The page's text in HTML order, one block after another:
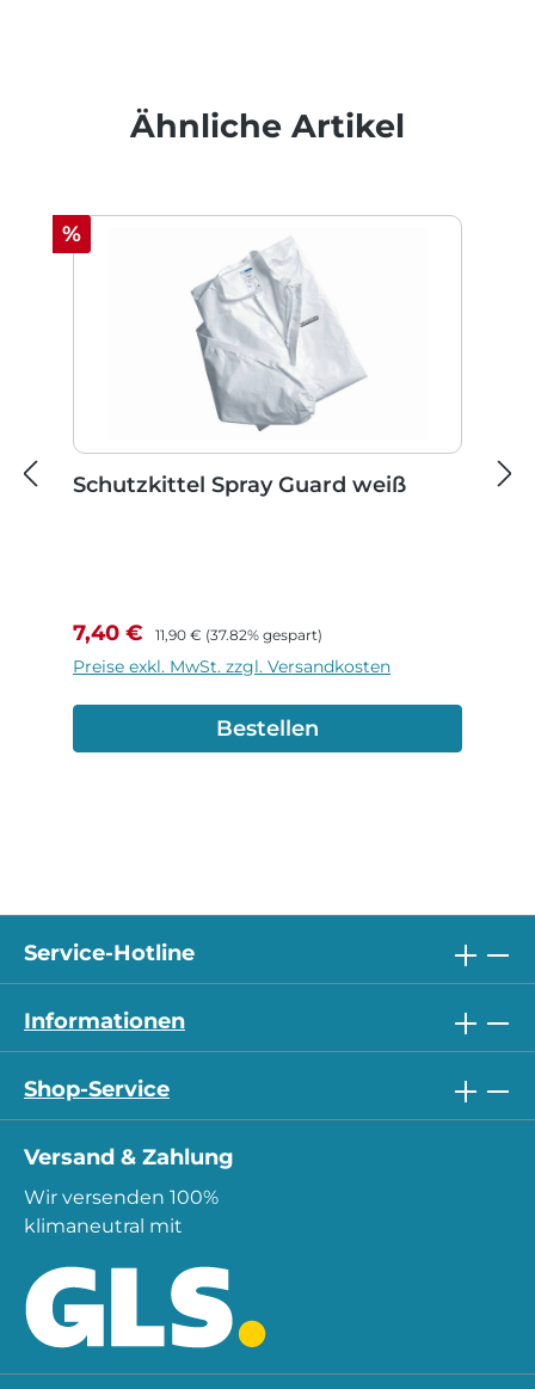
Produktgalerie überspringen
Ähnliche Artikel
Rabatt
%
Schutzkittel Spray Guard weiß
Verkaufspreis:
7,40 € Regulärer Preis:
11,90 € (37.82% gespart)
Preise exkl. MwSt. zzgl. Versandkosten
Bestellen
Service-Hotline
Informationen
Shop-Service
Versand & Zahlung
Wir versenden 100%
klimaneutral mit